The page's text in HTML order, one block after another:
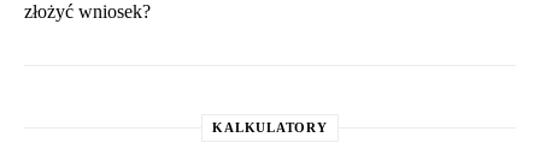
złożyć wniosek?
KALKULATORY